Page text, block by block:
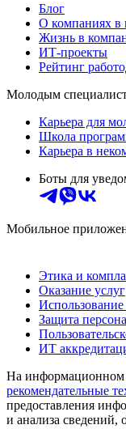
Блог
О компаниях в
Жизнь в
ИТ-проекты
Рейтинг
Молодым
Карьера для
Школа
Карьера в
Боты для
Мобильное
Этика и
Оказание услуг
Использование
Защита
ИТ
На информационном
рекомендательные
предоставления
и анализа сведений,